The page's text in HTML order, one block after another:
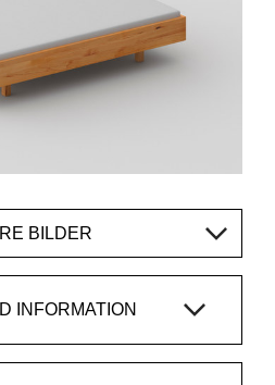
BILDER
INFORMATION